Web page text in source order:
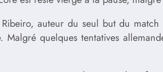
auteur du seul but du
quelques tentatives